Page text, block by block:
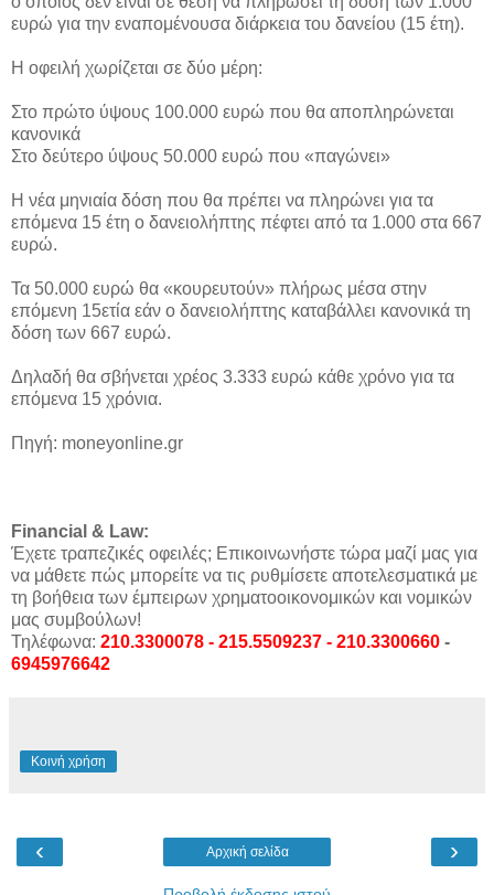
ευρώ για την εναπομένουσα διάρκεια του δανείου (15 έτη).
Η οφειλή χωρίζεται σε δύο μέρη:
Στο πρώτο ύψους 100.000 ευρώ που θα αποπληρώνεται
κανονικά
Στο δεύτερο ύψους 50.000 ευρώ που «παγώνει»
Η νέα μηνιαία δόση που θα πρέπει να πληρώνει για τα
επόμενα 15 έτη ο δανειολήπτης πέφτει από τα 1.000 στα 667
ευρώ.
Τα 50.000 ευρώ θα «κουρευτούν» πλήρως μέσα στην
επόμενη 15ετία εάν ο δανειολήπτης καταβάλλει κανονικά τη
δόση των 667 ευρώ.
Δηλαδή θα σβήνεται χρέος 3.333 ευρώ κάθε χρόνο για τα
επόμενα 15 χρόνια.
Πηγή: moneyonline.gr
Financial & Law:
Έχετε τραπεζικές οφειλές; Επικοινωνήστε τώρα μαζί μας για
να μάθετε πώς μπορείτε να τις ρυθμίσετε αποτελεσματικά με
τη βοήθεια των έμπειρων χρηματοοικονομικών και νομικών
μας συμβούλων!
Τηλέφωνα: 210.3300078 - 215.5509237 - 210.3300660 -
6945976642
Κοινή χρήση
‹ ›
Αρχική σελίδα